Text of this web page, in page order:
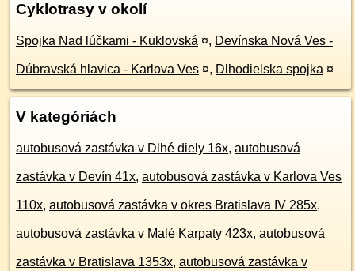
Cyklotrasy v okolí
Spojka Nad lúčkami - Kuklovská ¤, Devínska Nová Ves -
Dúbravská hlavica - Karlova Ves ¤, Dlhodielska spojka ¤
V kategóriách
autobusová zastávka v Dlhé diely 16x, autobusová
zastávka v Devín 41x, autobusová zastávka v Karlova Ves
110x, autobusová zastávka v okres Bratislava IV 285x,
autobusová zastávka v Malé Karpaty 423x, autobusová
zastávka v Bratislava 1353x, autobusová zastávka v